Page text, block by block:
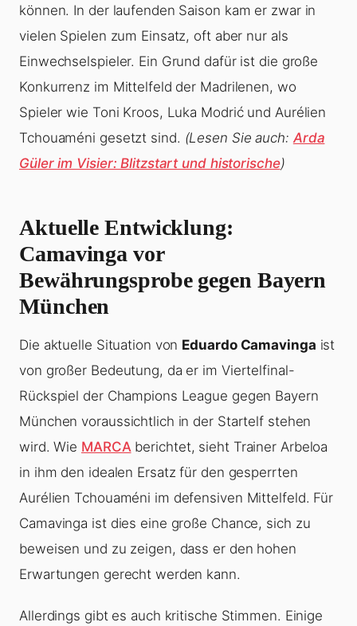
können. In der laufenden Saison kam er zwar in
vielen Spielen zum Einsatz, oft aber nur als
Einwechselspieler. Ein Grund dafür ist die große
Konkurrenz im Mittelfeld der Madrilenen, wo
Spieler wie Toni Kroos, Luka Modrić und Aurélien
Tchouaméni gesetzt sind. (Lesen Sie auch:Arda
Güler im Visier: Blitzstart und historische)
Aktuelle Entwicklung:
Camavinga vor
Bewährungsprobe gegen Bayern
München
Die aktuelle Situation von Eduardo Camavinga ist
von großer Bedeutung, da er im Viertelfinal-
Rückspiel der Champions League gegen Bayern
München voraussichtlich in der Startelf stehen
wird. Wie MARCAberichtet, sieht Trainer Arbeloa
in ihm den idealen Ersatz für den gesperrten
Aurélien Tchouaméni im defensiven Mittelfeld. Für
Camavinga ist dies eine große Chance, sich zu
beweisen und zu zeigen, dass er den hohen
Erwartungen gerecht werden kann.
Allerdings gibt es auch kritische Stimmen. Einige